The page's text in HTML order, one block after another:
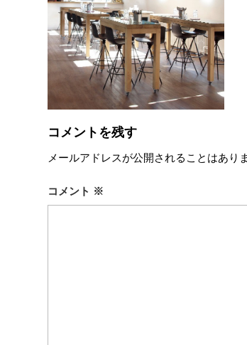
コメントを残す
メールアドレスが公開されることはあり
コメント ※